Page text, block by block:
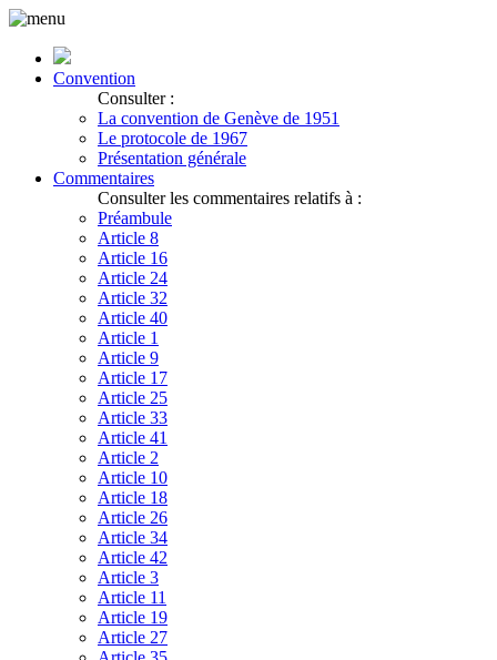
Convention
Consulter :
La convention de Genève de 1951
Le protocole de 1967
Présentation générale
Commentaires
Consulter les commentaires relatifs à :
Préambule
Article 8
Article 16
Article 24
Article 32
Article 40
Article 1
Article 9
Article 17
Article 25
Article 33
Article 41
Article 2
Article 10
Article 18
Article 26
Article 34
Article 42
Article 3
Article 11
Article 19
Article 27